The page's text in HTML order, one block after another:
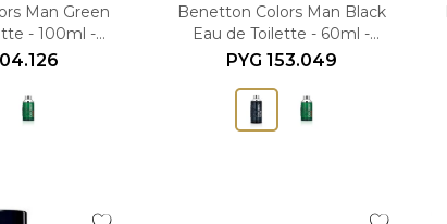
Man Green
- 100ml -
Benetton Colors Man Black
Eau de Toilette - 60ml -
Masculino
PYG 153.049